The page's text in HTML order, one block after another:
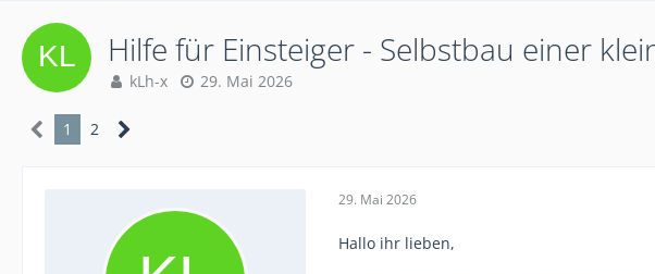
Hilfe für Einsteiger - Selbstbau einer
kLh-x 29. Mai 2026
1 2
29. Mai 2026
Hallo ihr lieben,